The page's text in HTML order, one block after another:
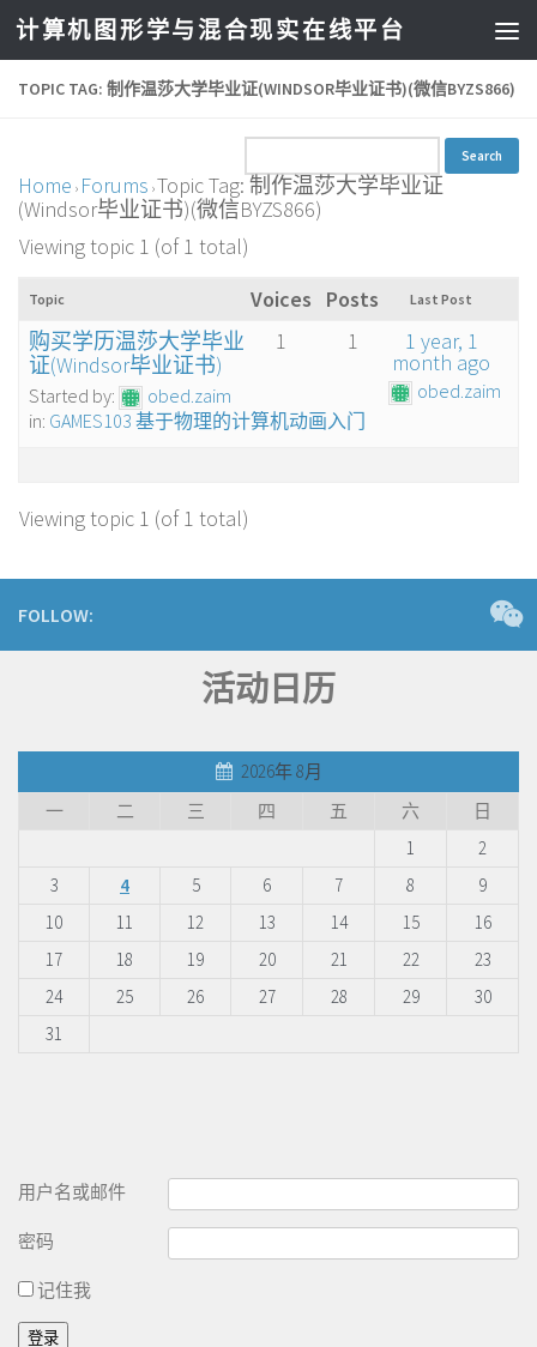
计算机图形学与混合现实在线平台
TOPIC TAG: 制作温莎大学毕业证(WINDSOR毕业证书)(微信BYZS866)
Home › Forums ›Topic Tag: 制作温莎大学毕业证
(Windsor毕业证书)(微信BYZS866)
Viewing topic 1 (of 1 total)
Topic Voices Posts Last Post
购买学历温莎大学毕业
证(Windsor毕业证书)
Started by:
obed.zaim
in: GAMES103 基于物理的计算机动画入门
1 1 1 year, 1
month ago
obed.zaim
Viewing topic 1 (of 1 total)
FOLLOW:
活动日历
2026年 8月
一
二 三 四 五 六
日
1
2
3
4 5 6 7 8
9
10
11 12 13 14 15
16
17
18 19 20 21 22
23
24
25 26 27 28 29
30
31
用户名或邮件
密码
记住我